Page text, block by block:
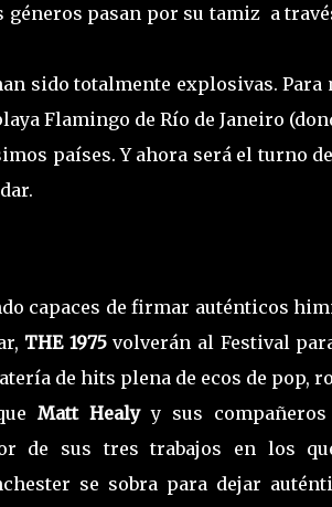
géneros pasan por su tamiz a
sido totalmente explosivas. Para
Flamingo de Río de Janeiro
países. Y ahora será el turno
capaces de firmar auténticos
THE 1975volverán al Festival
de hits plena de ecos de pop,
Matt Healyy sus
de sus tres trabajos en los
se sobra para dejar